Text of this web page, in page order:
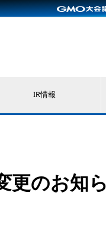
IR情報
更のお知